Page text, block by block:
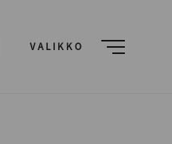
VALIKKO